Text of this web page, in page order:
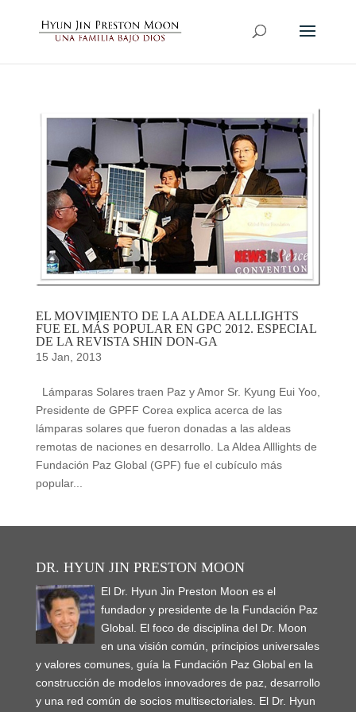
EL MOVIMIENTO DE LA ALDEA ALLLIGHTS
FUE EL MÁS POPULAR EN GPC 2012. ESPECIAL
DE LA REVISTA SHIN DON-GA
15 Jan, 2013
Lámparas Solares traen Paz y Amor Sr. Kyung Eui Yoo,
Presidente de GPFF Corea explica acerca de las
lámparas solares que fueron donadas a las aldeas
remotas de naciones en desarrollo. La Aldea Alllights de
Fundación Paz Global (GPF) fue el cubículo más
popular...
DR. HYUN JIN PRESTON MOON
El Dr. Hyun Jin Preston Moon es el
fundador y presidente de la Fundación Paz
Global. El foco de disciplina del Dr. Moon
en una visión común, principios universales
y valores comunes, guía la Fundación Paz Global en la
construcción de modelos innovadores de paz, desarrollo
y una red común de socios multisectoriales. El Dr. Hyun